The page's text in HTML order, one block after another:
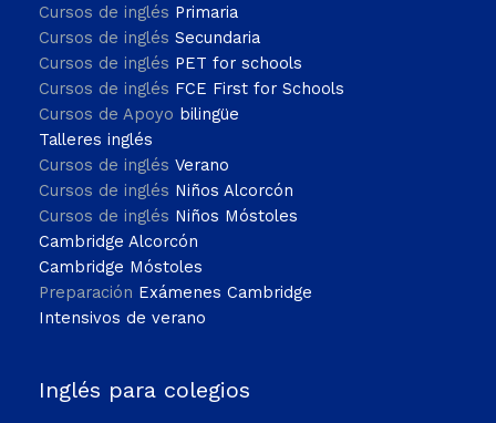
Cursos de inglés Primaria
Cursos de inglés Secundaria
Cursos de inglés PET for schools
Cursos de inglés FCE First for Schools
Cursos de Apoyo bilingüe
Talleres inglés
Cursos de inglés Verano
Cursos de inglés Niños Alcorcón
Cursos de inglés Niños Móstoles
Cambridge Alcorcón
Cambridge Móstoles
Preparación Exámenes Cambridge
Intensivos de verano
Inglés para colegios